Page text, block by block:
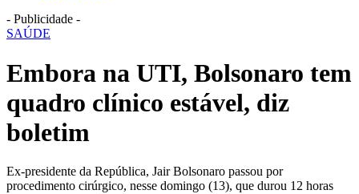
- Publicidade -
SAÚDE
Embora na UTI, Bolsonaro tem
quadro clínico estável, diz
boletim
Ex-presidente da República, Jair Bolsonaro passou por
procedimento cirúrgico, nesse domingo (13), que durou 12 horas